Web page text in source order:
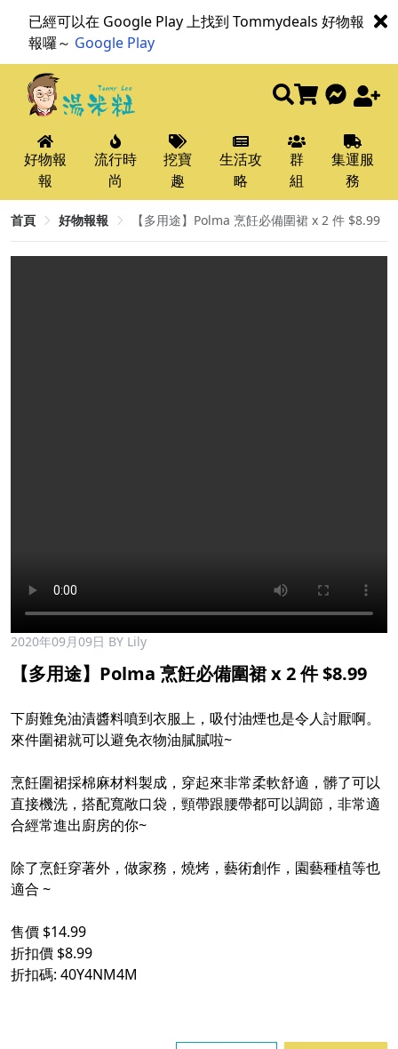
已經可以在 Google Play 上找到 Tommydeals 好物報
報囉～ Google Play
好物報
報
流行時
尚
挖寶
趣
生活攻
略
群
組
集運服
務
首頁 好物報報 【多用途】Polma 烹飪必備圍裙 x 2 件 $8.99
2020年09月09日 BY Lily
【多用途】Polma 烹飪必備圍裙 x 2 件 $8.99
下廚難免油漬醬料噴到衣服上，吸付油煙也是令人討厭啊。
來件圍裙就可以避免衣物油膩膩啦~
烹飪圍裙採棉麻材料製成，穿起來非常柔軟舒適，髒了可以
直接機洗，搭配寬敞口袋，頸帶跟腰帶都可以調節，非常適
合經常進出廚房的你~
除了烹飪穿著外，做家務，燒烤，藝術創作，園藝種植等也
適合 ~
售價 $14.99
折扣價 $8.99
折扣碼: 40Y4NM4M